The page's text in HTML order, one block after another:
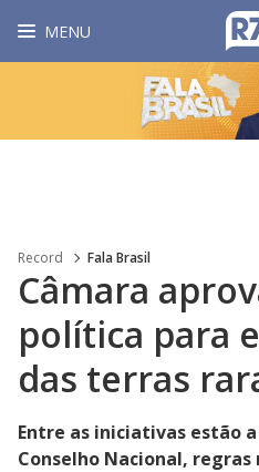
MENU
Record Fala Brasil
Câmara
política para
das terras
Entre as iniciativas estão
Conselho Nacional,